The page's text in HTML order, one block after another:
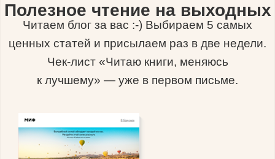
Полезное чтение на выходных
Читаем блог за вас :-) Выбираем 5 самых
ценных статей и присылаем раз в две недели.
Чек-лист «Читаю книги, меняюсь
к лучшему» — уже в первом письме.